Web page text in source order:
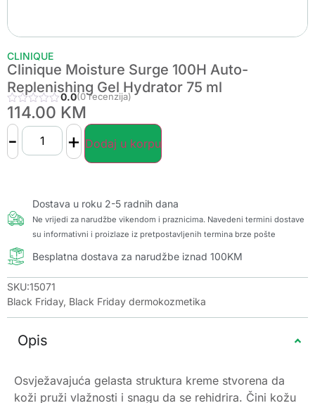
CLINIQUE
Clinique Moisture Surge 100H Auto-
Replenishing Gel Hydrator 75 ml
0.0(0 recenzija)
114.00 KM
- + Dodaj u korpu
Dostava u roku 2-5 radnih dana
Ne vrijedi za narudžbe vikendom i praznicima. Navedeni termini dostave
su informativni i proizlaze iz pretpostavljenih termina brze pošte
Besplatna dostava za narudžbe iznad 100KM
SKU:15071
Black Friday, Black Friday dermokozmetika
Opis
Osvježavajuća gelasta struktura kreme stvorena da
koži pruži vlažnosti i snagu da se rehidrira. Čini kožu